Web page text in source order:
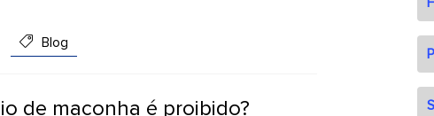
Blog
de maconha é proibido?